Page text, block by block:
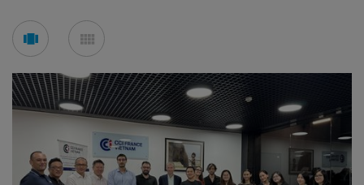
Voir
en
carousel
en
mosaïque